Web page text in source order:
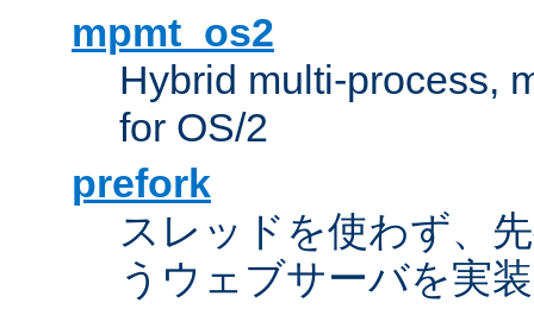
mpmt_os2
Hybrid multi-process,
for OS/2
prefork
スレッドを使わず、
うウェブサーバを実装